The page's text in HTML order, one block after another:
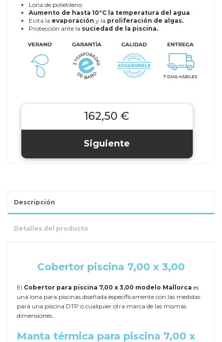
Lona de polietileno.
Aumento de hasta 10ºC la temperatura del agua.
Evita la evaporación y la proliferación de algas.
Protección ante la suciedad de la piscina.
162,50 €
Descripción
Detalles del producto
Cobertor piscina 7,00 x 3,00
El Cobertor para piscina 7,00 x 3,00 modelo Mallorca es
una lona para piscinas diseñada específicamente con las medidas
para una piscina DTP o cualquier otra marca de las mismas
dimensiones.
Manta térmica para piscina 7,00 x